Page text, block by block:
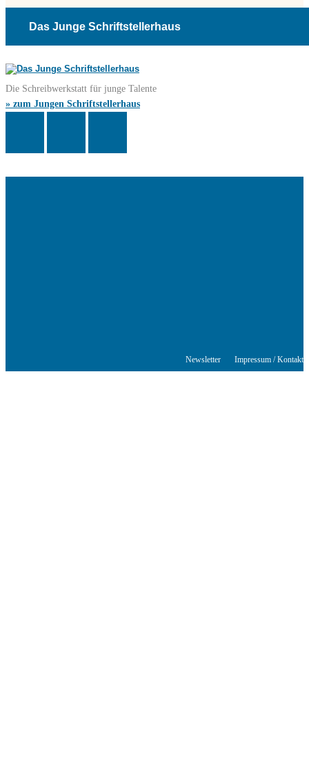
Das Junge Schriftstellerhaus
Die Schreibwerkstatt für junge Talente
» zum Jungen Schriftstellerhaus
Newsletter
Impressum / Kontakt